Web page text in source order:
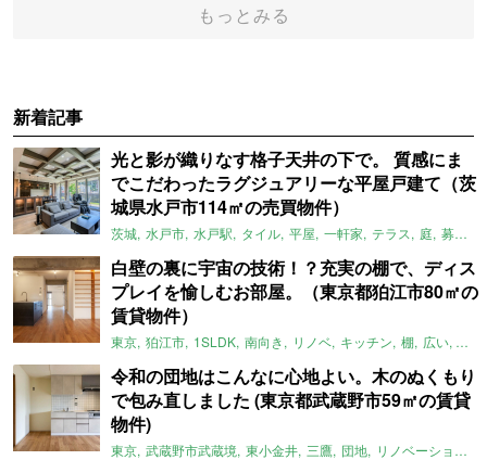
もっとみる
新着記事
光と影が織りなす格子天井の下で。 質感にま
でこだわったラグジュアリーな平屋戸建て（茨
城県水戸市114㎡の売買物件）
茨城 水戸市 水戸駅 タイル 平屋 一軒家 テラス 庭 募集中
白壁の裏に宇宙の技術！？充実の棚で、ディス
プレイを愉しむお部屋。（東京都狛江市80㎡の
賃貸物件）
東京 狛江市 1SLDK 南向き リノベ キッチン 棚 広い ガイ
令和の団地はこんなに心地よい。木のぬくもり
で包み直しました (東京都武蔵野市59㎡の賃貸
物件)
東京 武蔵野市武蔵境 東小金井 三鷹 団地 リノベーション